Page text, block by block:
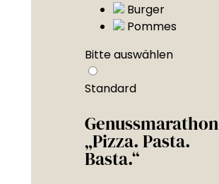
Burger
Pommes
Bitte auswählen
Standard
Genussmarathon
„Pizza. Pasta.
Basta.“